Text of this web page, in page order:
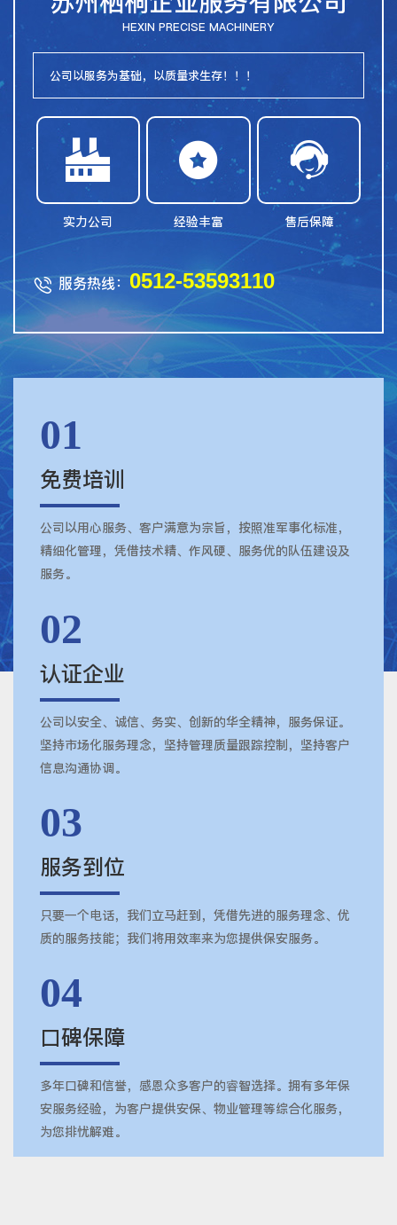
HEXIN PRECISE MACHINERY
公司以服务为基础，以质量求生存！！！

实力公司

经验丰富

售后保障
 服务热线： 0512-53593110
01
免费培训
公司以用心服务、客户满意为宗旨，按照准军事化标准，
精细化管理，凭借技术精、作风硬、服务优的队伍建设及
服务。
02
认证企业
公司以安全、诚信、务实、创新的华全精神，服务保证。
坚持市场化服务理念，坚持管理质量跟踪控制，坚持客户
信息沟通协调。
03
服务到位
只要一个电话，我们立马赶到，凭借先进的服务理念、优
质的服务技能；我们将用效率来为您提供保安服务。
04
口碑保障
多年口碑和信誉，感恩众多客户的睿智选择。拥有多年保
安服务经验，为客户提供安保、物业管理等综合化服务，
为您排忧解难。